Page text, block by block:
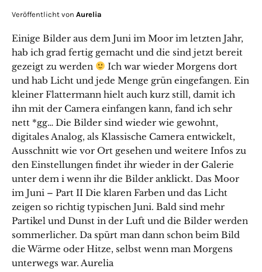
Veröffentlicht von Aurelia
Einige Bilder aus dem Juni im Moor im letzten Jahr,
hab ich grad fertig gemacht und die sind jetzt bereit
gezeigt zu werden
Ich war wieder Morgens dort
und hab Licht und jede Menge grün eingefangen. Ein
kleiner Flattermann hielt auch kurz still, damit ich
ihn mit der Camera einfangen kann, fand ich sehr
nett *gg… Die Bilder sind wieder wie gewohnt,
digitales Analog, als Klassische Camera entwickelt,
Ausschnitt wie vor Ort gesehen und weitere Infos zu
den Einstellungen findet ihr wieder in der Galerie
unter dem i wenn ihr die Bilder anklickt. Das Moor
im Juni – Part II Die klaren Farben und das Licht
zeigen so richtig typischen Juni. Bald sind mehr
Partikel und Dunst in der Luft und die Bilder werden
sommerlicher. Da spürt man dann schon beim Bild
die Wärme oder Hitze, selbst wenn man Morgens
unterwegs war. Aurelia